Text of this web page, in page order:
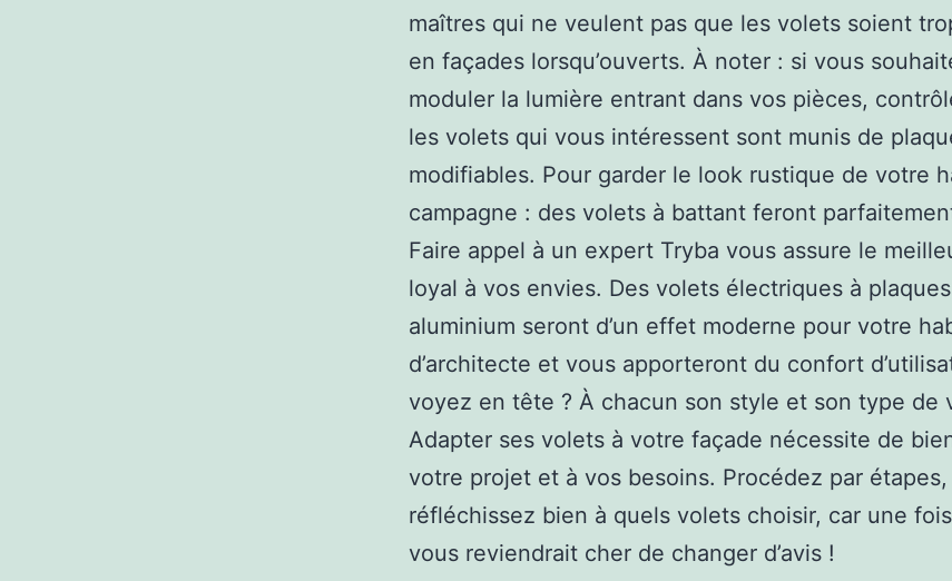
maîtres qui ne veulent pas que les volets soient
en façades lorsqu’ouverts. À noter : si vous
moduler la lumière entrant dans vos pièces,
les volets qui vous intéressent sont munis de
modifiables. Pour garder le look rustique de votre
campagne : des volets à battant feront
Faire appel à un expert Tryba vous assure le
loyal à vos envies. Des volets électriques à
aluminium seront d’un effet moderne pour votre
d’architecte et vous apporteront du confort
voyez en tête ? À chacun son style et son type de
Adapter ses volets à votre façade nécessite de
votre projet et à vos besoins. Procédez par étapes,
réfléchissez bien à quels volets choisir, car une
vous reviendrait cher de changer d’avis !